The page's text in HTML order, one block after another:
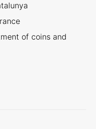
of coins and